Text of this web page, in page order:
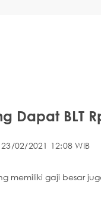
Dapat BLT
23/02/2021 12:08 WIB
memiliki gaji besar